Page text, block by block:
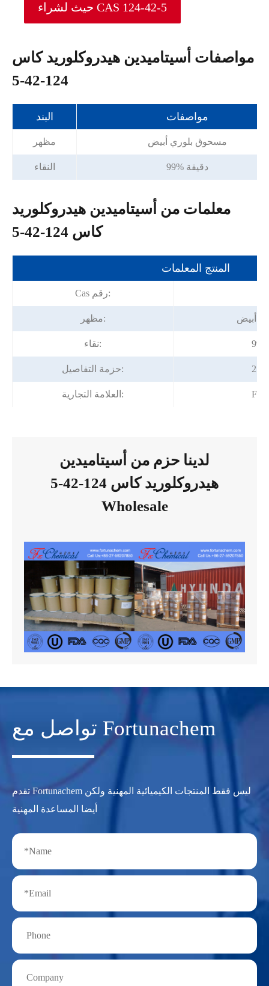
حيث لشراء CAS 124-42-5
مواصفات أسيتاميدين هيدروكلوريد كاس
124-42-5
البند مواصفات
مظهر مسحوق بلوري أبيض
النقاء 99% دقيقة
معلمات من أسيتاميدين هيدروكلوريد
كاس 124-42-5
المنتج المعلمات
Cas رقم:
مظهر: أبيض
نقاء:
حزمة التفاصيل:
العلامة التجارية:
لدينا حزم من أسيتاميدين
هيدروكلوريد كاس 124-42-5
Wholesale
تواصل مع Fortunachem
تقدم Fortunachem ليس فقط المنتجات الكيميائية المهنية ولكن
أيضا المساعدة المهنية